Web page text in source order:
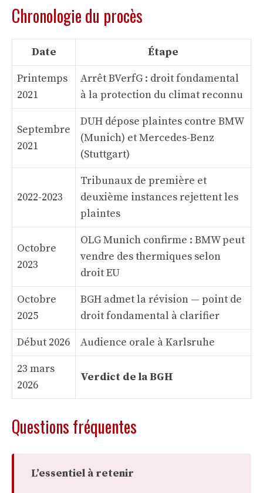
Chronologie du procès
Date
Étape
Printemps
2021
Arrêt BVerfG : droit fondamental
à la protection du climat reconnu
Septembre
2021
DUH dépose plaintes contre BMW
(Munich) et Mercedes-Benz
(Stuttgart)
2022-2023
Tribunaux de première et
deuxième instances rejettent les
plaintes
Octobre
2023
OLG Munich confirme : BMW peut
vendre des thermiques selon
droit EU
Octobre
2025
BGH admet la révision — point de
droit fondamental à clarifier
Début 2026
Audience orale à Karlsruhe
23 mars
2026
Verdict de la BGH
Questions fréquentes
L’essentiel à retenir